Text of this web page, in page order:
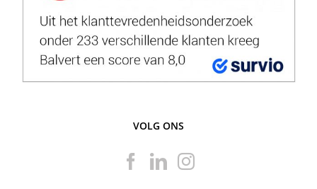
VOLG ONS